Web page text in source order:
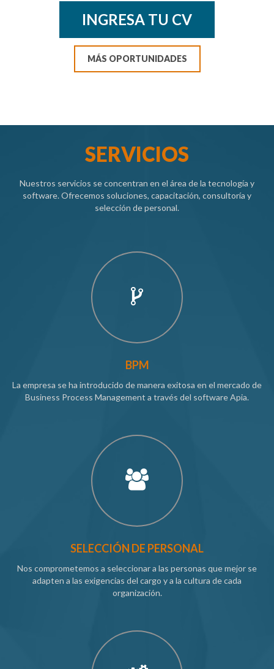
INGRESA TU CV
MÁS OPORTUNIDADES
SERVICIOS
Nuestros servicios se concentran en el área de la tecnología y
software. Ofrecemos soluciones, capacitación, consultoría y
selección de personal.
BPM
La empresa se ha introducido de manera exitosa en el mercado de
Business Process Management a través del software Apia.
SELECCIÓN DE PERSONAL
Nos comprometemos a seleccionar a las personas que mejor se
adapten a las exigencias del cargo y a la cultura de cada
organización.